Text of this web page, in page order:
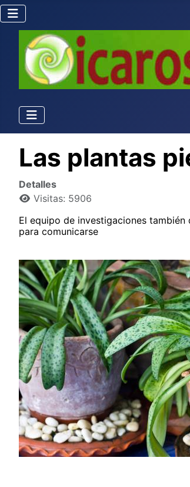
Las plantas
Detalles
Visitas: 5906
El equipo de investigaciones
para comunicarse